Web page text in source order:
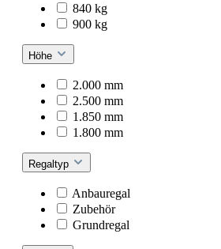
840 kg
900 kg
Höhe
2.000 mm
2.500 mm
1.850 mm
1.800 mm
Regaltyp
Anbauregal
Zubehör
Grundregal